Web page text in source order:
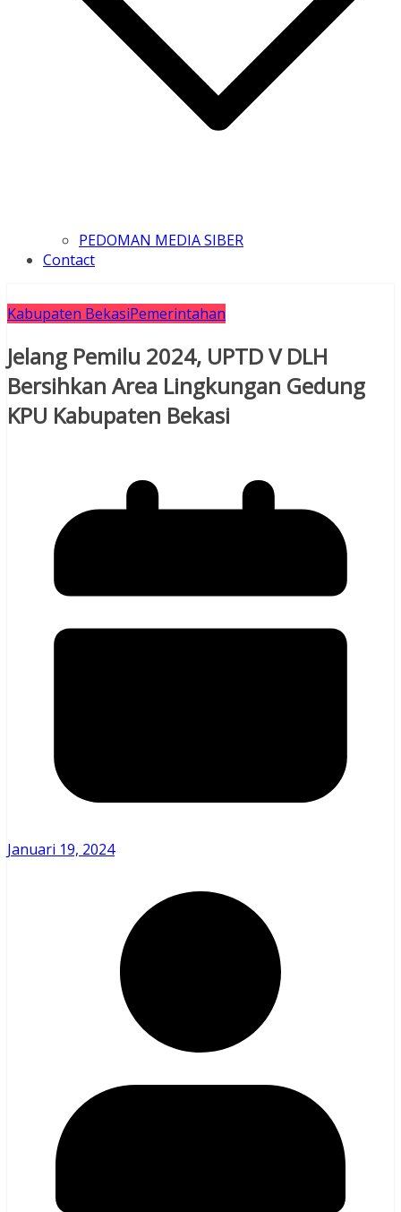
PEDOMAN MEDIA SIBER
Contact
Kabupaten BekasiPemerintahan
Jelang Pemilu 2024, UPTD V DLH
Bersihkan Area Lingkungan Gedung
KPU Kabupaten Bekasi
Januari 19, 2024